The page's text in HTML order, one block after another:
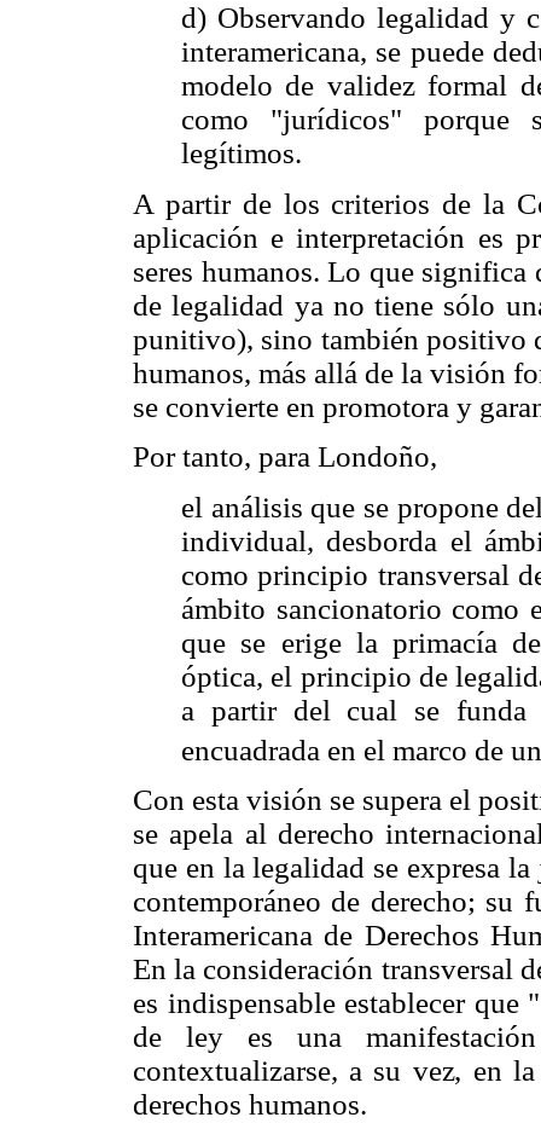
d) Observando legalidad y
interamericana, se puede
modelo de validez formal
como "jurídicos" porque
legítimos.
A partir de los criterios de la
aplicación e interpretación es
seres humanos. Lo que
de legalidad ya no tiene sólo
punitivo), sino también positivo
humanos, más allá de la visión
se convierte en promotora y
Por tanto, para Londoño,
el análisis que se propone
individual, desborda el
como principio transversal
ámbito sancionatorio como
que se erige la primacía
óptica, el principio de
a partir del cual se funda
encuadrada en el marco de
Con esta visión se supera el
se apela al derecho
que en la legalidad se expresa
contemporáneo de derecho; su
Interamericana de Derechos
En la consideración transversal
es indispensable establecer
de ley es una
contextualizarse, a su vez, en
derechos humanos.